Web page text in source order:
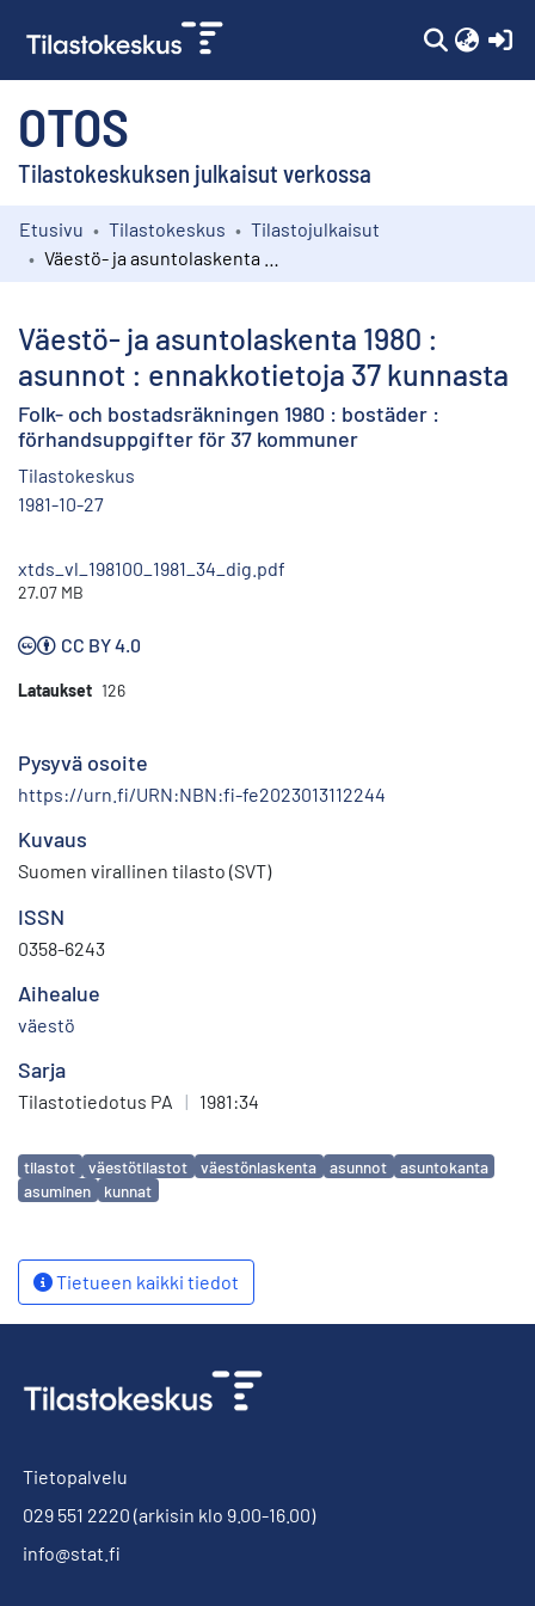
OTOS
Tilastokeskuksen julkaisut verkossa
Kokoelmat
Etusivu Tilastokeskus
Tilastojulkaisut
Väestö- ja asuntolaskenta 1980 :
asunnot : ennakkotietoja 37 kunnasta
Folk- och bostadsräkningen 1980 : bostäder :
förhandsuppgifter för 37 kommuner
Tilastokeskus
1981-10-27
xtds_vl_198100_1981_34_dig.pdf
27.07 MB
CC BY 4.0
Lataukset 126
Pysyvä osoite
https://urn.fi/URN:NBN:fi-fe2023013112244
Kuvaus
Suomen virallinen tilasto (SVT)
ISSN
0358-6243
Aihealue
väestö
Sarja
Tilastotiedotus PA | 1981:34
Avainsanat
tilastot väestötilastot väestönlaskenta asunnot
asuntokanta
asuminen
kunnat
Tietueen kaikki tiedot
Tietopalvelu
029 551 2220 (arkisin klo 9.00-16.00)
info@stat.fi